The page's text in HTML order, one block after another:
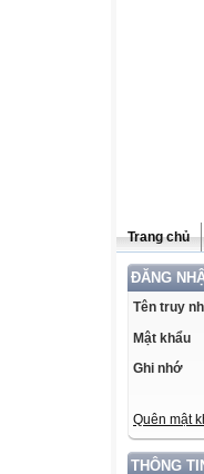
Trang chủ
ĐĂNG
Tên truy
Mật khẩu
Ghi nhớ
Quên mật
THÔNG